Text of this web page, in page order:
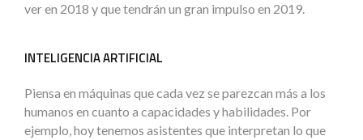
ver en 2018 y que tendrán un gran impulso en 2019.
INTELIGENCIA ARTIFICIAL
Piensa en máquinas que cada vez se parezcan más a los
humanos en cuanto a capacidades y habilidades. Por
ejemplo, hoy tenemos asistentes que interpretan lo que